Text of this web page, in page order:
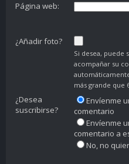
Página web:
¿Añadir foto?
Si desea, puede
acompañar su
más grande que
¿Desea
suscribirse?
Envíenme
comentario
Envíenme
comentario a
No, no